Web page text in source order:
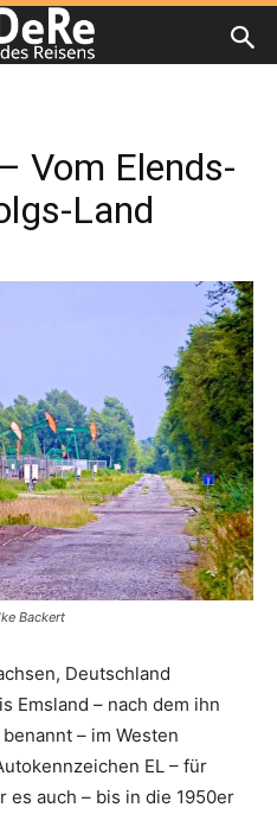
Vom Elends-
Land
Backert
Deutschland
Emsland – nach dem ihn
– im Westen
EL – für
es auch – bis in die 1950er